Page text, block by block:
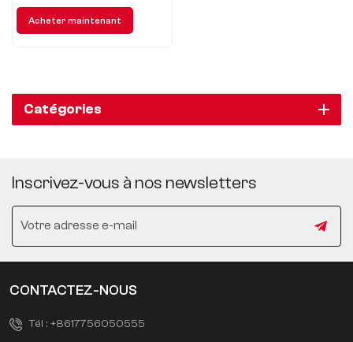
700 km
Acheter maintenant
Catégories
Inscrivez-vous à nos newsletters
CONTACTEZ-NOUS
Tél : +8617756050555